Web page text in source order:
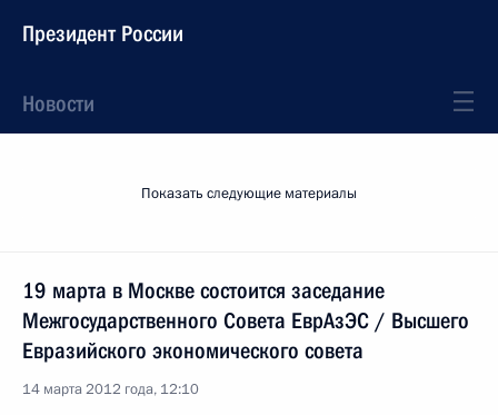
Президент России
Новости
Показать следующие материалы
19 марта в Москве состоится заседание
Межгосударственного Совета ЕврАзЭС / Высшего
Евразийского экономического совета
14 марта 2012 года, 12:10